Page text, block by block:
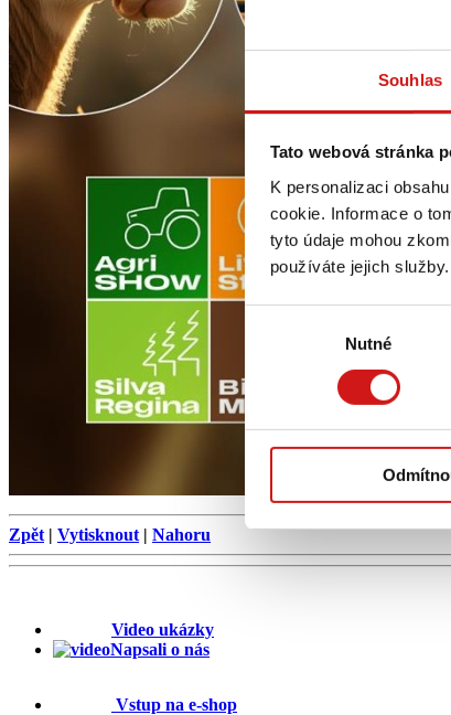
Souhlas
Tato webová stránka
K personalizaci
cookie. Informace o
tyto údaje mohou
používáte jejich služby.
Nutné
Zpět | Vytisknout | Nahoru
Video ukázky
Napsali o nás
Vstup na e-shop